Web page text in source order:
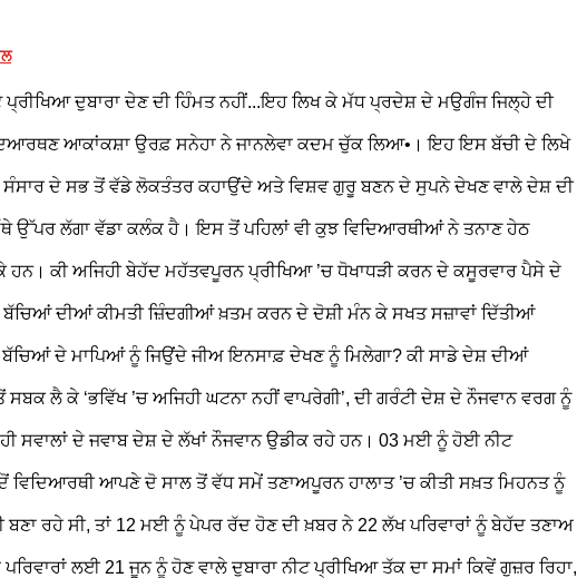
ਪ੍ਰੀਖਿਆ ਦੁਬਾਰਾ ਦੇਣ ਦੀ ਹਿੰਮਤ ਨਹੀਂ...ਇਹ ਲਿਖ ਕੇ ਮੱਧ ਪ੍ਰਦੇਸ਼ ਦੇ ਮਉਗੰਜ ਜਿਲ੍ਹੇ ਦੀ
ਆਕਾਂਕਸ਼ਾ ਉਰਫ਼ ਸਨੇਹਾ ਨੇ ਜਾਨਲੇਵਾ ਕਦਮ ਚੁੱਕ ਲਿਆ•। ਇਹ ਇਸ ਬੱਚੀ ਦੇ ਲਿਖੇ
ਸੰਸਾਰ ਦੇ ਸਭ ਤੋਂ ਵੱਡੇ ਲੋਕਤੰਤਰ ਕਹਾਉਂਦੇ ਅਤੇ ਵਿਸ਼ਵ ਗੁਰੂ ਬਣਨ ਦੇ ਸੁਪਨੇ ਦੇਖਣ ਵਾਲੇ ਦੇਸ਼ ਦੀ
ਉੱਪਰ ਲੱਗਾ ਵੱਡਾ ਕਲੰਕ ਹੈ। ਇਸ ਤੋਂ ਪਹਿਲਾਂ ਵੀ ਕੁਝ ਵਿਦਿਆਰਥੀਆਂ ਨੇ ਤਨਾਣ ਹੇਠ
ਕੀ ਅਜਿਹੀ ਬੇਹੱਦ ਮਹੱਤਵਪੂਰਨ ਪ੍ਰੀਖਿਆ ’ਚ ਧੋਖਾਧੜੀ ਕਰਨ ਦੇ ਕਸੂਰਵਾਰ ਪੈਸੇ ਦੇ
ਬੱਚਿਆਂ ਦੀਆਂ ਕੀਮਤੀ ਜ਼ਿੰਦਗੀਆਂ ਖ਼ਤਮ ਕਰਨ ਦੇ ਦੋਸ਼ੀ ਮੰਨ ਕੇ ਸਖਤ ਸਜ਼ਾਵਾਂ ਦਿੱਤੀਆਂ
ਦੇ ਮਾਪਿਆਂ ਨੂੰ ਜਿਉਂਦੇ ਜੀਅ ਇਨਸਾਫ਼ ਦੇਖਣ ਨੂੰ ਮਿਲੇਗਾ? ਕੀ ਸਾਡੇ ਦੇਸ਼ ਦੀਆਂ
ਲੈ ਕੇ ‘ਭਵਿੱਖ ’ਚ ਅਜਿਹੀ ਘਟਨਾ ਨਹੀਂ ਵਾਪਰੇਗੀ’, ਦੀ ਗਰੰਟੀ ਦੇਸ਼ ਦੇ ਨੌਜਵਾਨ ਵਰਗ ਨੂੰ
ਸਵਾਲਾਂ ਦੇ ਜਵਾਬ ਦੇਸ਼ ਦੇ ਲੱਖਾਂ ਨੌਜਵਾਨ ਉਡੀਕ ਰਹੇ ਹਨ। 03 ਮਈ ਨੂੰ ਹੋਈ ਨੀਟ
ਵਿਦਿਆਰਥੀ ਆਪਣੇ ਦੋ ਸਾਲ ਤੋਂ ਵੱਧ ਸਮੇਂ ਤਣਾਅਪੂਰਨ ਹਾਲਾਤ ’ਚ ਕੀਤੀ ਸਖ਼ਤ ਮਿਹਨਤ ਨੂੰ
ਬਣਾ ਰਹੇ ਸੀ, ਤਾਂ 12 ਮਈ ਨੂੰ ਪੇਪਰ ਰੱਦ ਹੋਣ ਦੀ ਖ਼ਬਰ ਨੇ 22 ਲੱਖ ਪਰਿਵਾਰਾਂ ਨੂੰ ਬੇਹੱਦ ਤਣਾਅ
ਲਈ 21 ਜੂਨ ਨੂੰ ਹੋਣ ਵਾਲੇ ਦੁਬਾਰਾ ਨੀਟ ਪ੍ਰੀਖਿਆ ਤੱਕ ਦਾ ਸਮਾਂ ਕਿਵੇਂ ਗੁਜ਼ਰ ਰਿਹਾ,